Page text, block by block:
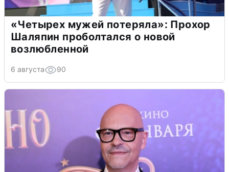
«Четырех мужей потеряла»: Прохор
Шаляпин проболтался о новой
возлюбленной
6 августа 90